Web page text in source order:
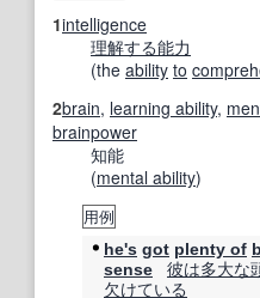
1intelligence
理解する能力
(the ability to
2brain, learning ability,
brainpower
知能
(mental ability)
用例
he's got plenty of
sense
彼は多大な
欠けている